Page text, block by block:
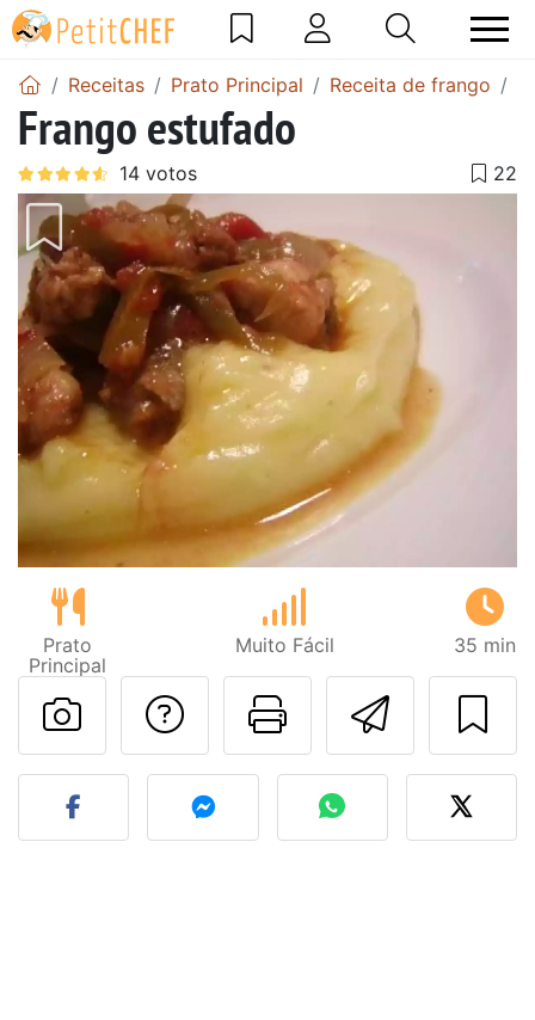
Receitas Prato Principal Receita de frango
Frango estufado
Prato
Principal
Muito Fácil 35 min
Imprima
Falar com o autor
Fez esta receita?